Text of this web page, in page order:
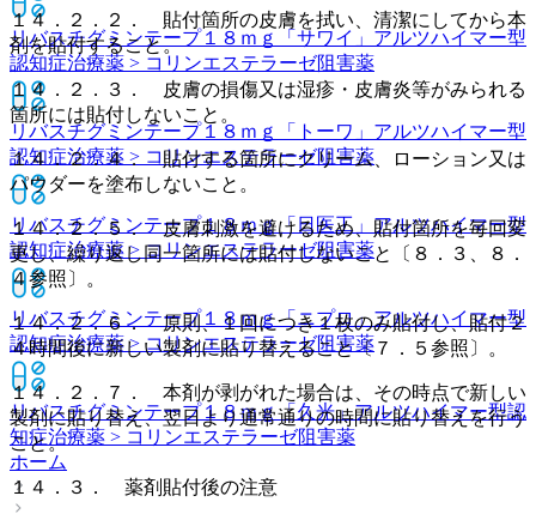
リバスチグミンテープ１８ｍｇ「サワイ」 アルツハイマー型
認知症治療薬 > コリンエステラーゼ阻害薬
リバスチグミンテープ１８ｍｇ「トーワ」 アルツハイマー型
認知症治療薬 > コリンエステラーゼ阻害薬
リバスチグミンテープ１８ｍｇ「日医工」 アルツハイマー型
認知症治療薬 > コリンエステラーゼ阻害薬
リバスチグミンテープ１８ｍｇ「ニプロ」アルツハイマー型
認知症治療薬 > コリンエステラーゼ阻害薬
リバスチグミンテープ１８ｍｇ「久光」アルツハイマー型認
知症治療薬 > コリンエステラーゼ阻害薬
ホーム
１４．２．２． 貼付箇所の皮膚を拭い、清潔にしてから本
剤を貼付すること。
１４．２．３． 皮膚の損傷又は湿疹・皮膚炎等がみられる
箇所には貼付しないこと。
１４．２．４． 貼付する箇所にクリーム、ローション又は
パウダーを塗布しないこと。
１４．２．５． 皮膚刺激を避けるため、貼付箇所を毎回変
更し、繰り返し同一箇所には貼付しないこと〔８．３、８．
４参照〕。
１４．２．６． 原則、１回につき１枚のみ貼付し、貼付２
４時間後に新しい製剤に貼り替えること〔７．５参照〕。
１４．２．７． 本剤が剥がれた場合は、その時点で新しい
製剤に貼り替え、翌日より通常通りの時間に貼り替えを行う
こと。
１４．３． 薬剤貼付後の注意